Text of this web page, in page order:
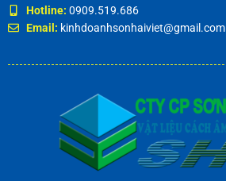
Hotline: 0909.519.686
Email: kinhdoanhsonhaiviet@gmail.com